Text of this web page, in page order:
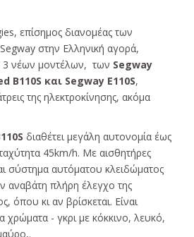
επίσημος διανομέας των
στην Ελληνική αγορά,
3 νέων μοντέλων, των Segway
B110S και Segway E110S,
της ηλεκτροκίνησης, ακόμα
διαθέτει μεγάλη αυτονομία έως
45km/h. Με αισθητήρες
σύστημα αυτόματου κλειδώματος
αναβάτη πλήρη έλεγχο της
όπου κι αν βρίσκεται. Είναι
χρώματα - γκρι με κόκκινο, λευκό,